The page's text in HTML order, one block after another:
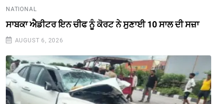
NATIONAL
ਸਾਬਕਾ ਐਡੀਟਰ ਇਨ ਚੀਫ ਨੂੰ ਕੋਰਟ ਨੇ ਸੁਣਾਈ 10 ਸਾਲ ਦੀ ਸਜ਼ਾ
AUGUST 6, 2026